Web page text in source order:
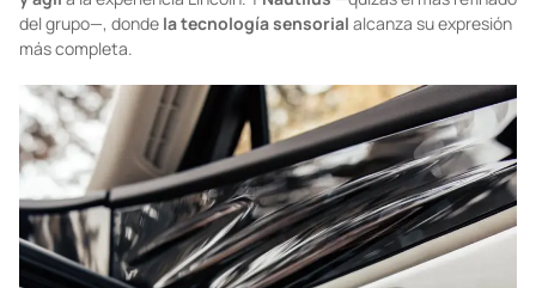
del grupo—, donde la tecnología sensorial alcanza su expresión
más completa.